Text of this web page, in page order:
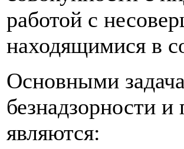
работой с
находящимися в
Основными
безнадзорности
являются: